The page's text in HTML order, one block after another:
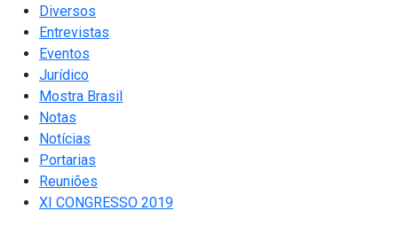
Diversos
Entrevistas
Eventos
Jurídico
Mostra Brasil
Notas
Notícias
Portarias
Reuniões
XI CONGRESSO 2019